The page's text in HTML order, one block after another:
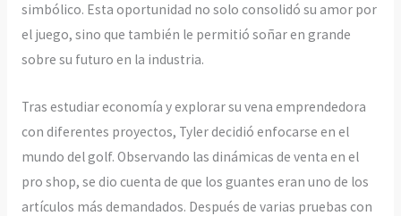
simbólico. Esta oportunidad no solo consolidó su amor por
el juego, sino que también le permitió soñar en grande
sobre su futuro en la industria.
Tras estudiar economía y explorar su vena emprendedora
con diferentes proyectos, Tyler decidió enfocarse en el
mundo del golf. Observando las dinámicas de venta en el
pro shop, se dio cuenta de que los guantes eran uno de los
artículos más demandados. Después de varias pruebas con